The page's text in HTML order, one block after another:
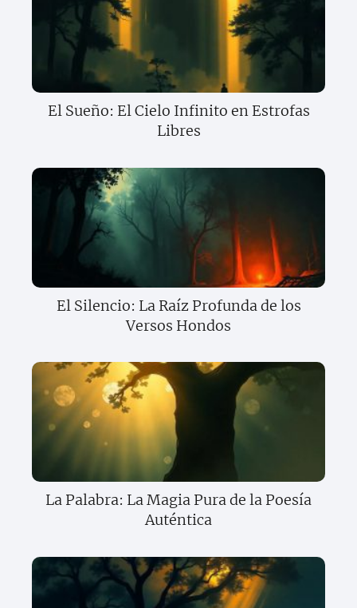
El Sueño: El Cielo Infinito en Estrofas
Libres
El Silencio: La Raíz Profunda de los
Versos Hondos
La Palabra: La Magia Pura de la Poesía
Auténtica